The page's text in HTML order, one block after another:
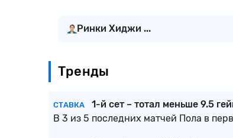
Ринки Хиджи ...
Тренды
СТАВКА
1-й сет – тотал меньше 9.5
В 3 из 5 последних матчей Пола в